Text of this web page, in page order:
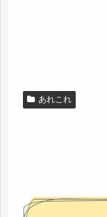
あれこれ